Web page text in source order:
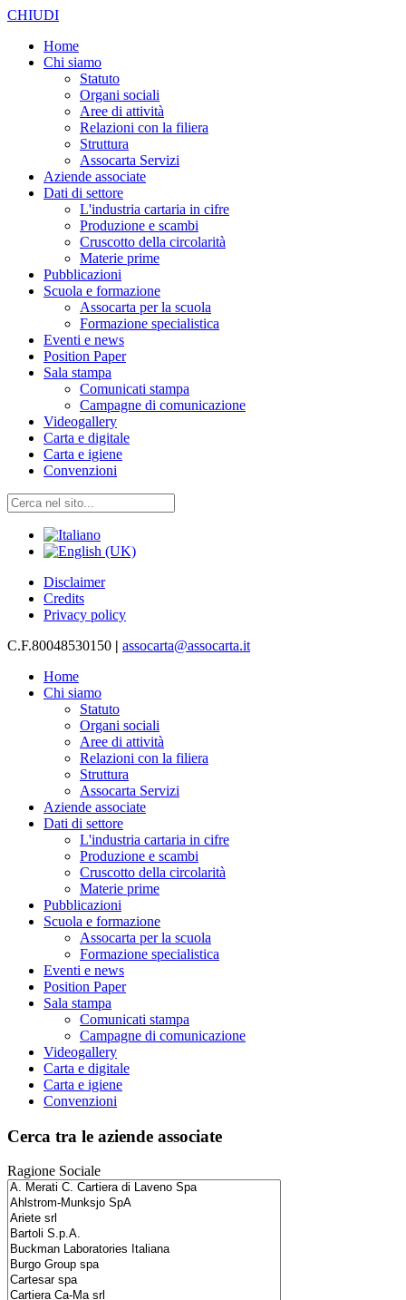
CHIUDI
Home
Chi siamo
Statuto
Organi sociali
Aree di attività
Relazioni con la filiera
Struttura
Assocarta Servizi
Aziende associate
Dati di settore
L'industria cartaria in cifre
Produzione e scambi
Cruscotto della circolarità
Materie prime
Pubblicazioni
Scuola e formazione
Assocarta per la scuola
Formazione specialistica
Eventi e news
Position Paper
Sala stampa
Comunicati stampa
Campagne di comunicazione
Videogallery
Carta e digitale
Carta e igiene
Convenzioni
Disclaimer
Credits
Privacy policy
C.F.80048530150 | assocarta@assocarta.it
Home
Chi siamo
Statuto
Organi sociali
Aree di attività
Relazioni con la filiera
Struttura
Assocarta Servizi
Aziende associate
Dati di settore
L'industria cartaria in cifre
Produzione e scambi
Cruscotto della circolarità
Materie prime
Pubblicazioni
Scuola e formazione
Assocarta per la scuola
Formazione specialistica
Eventi e news
Position Paper
Sala stampa
Comunicati stampa
Campagne di comunicazione
Videogallery
Carta e digitale
Carta e igiene
Convenzioni
Cerca tra le aziende associate
Ragione Sociale